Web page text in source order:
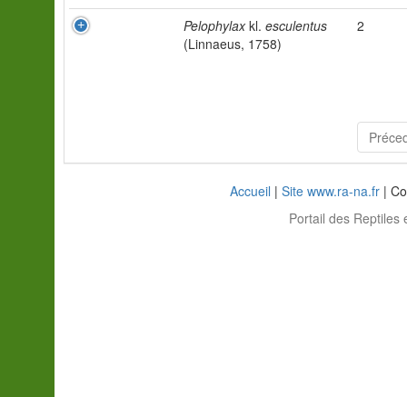
Pelophylaxkl. esculentus
(Linnaeus, 1758)
2
Accueil | Site www.ra-na.fr |
Portail des Reptiles